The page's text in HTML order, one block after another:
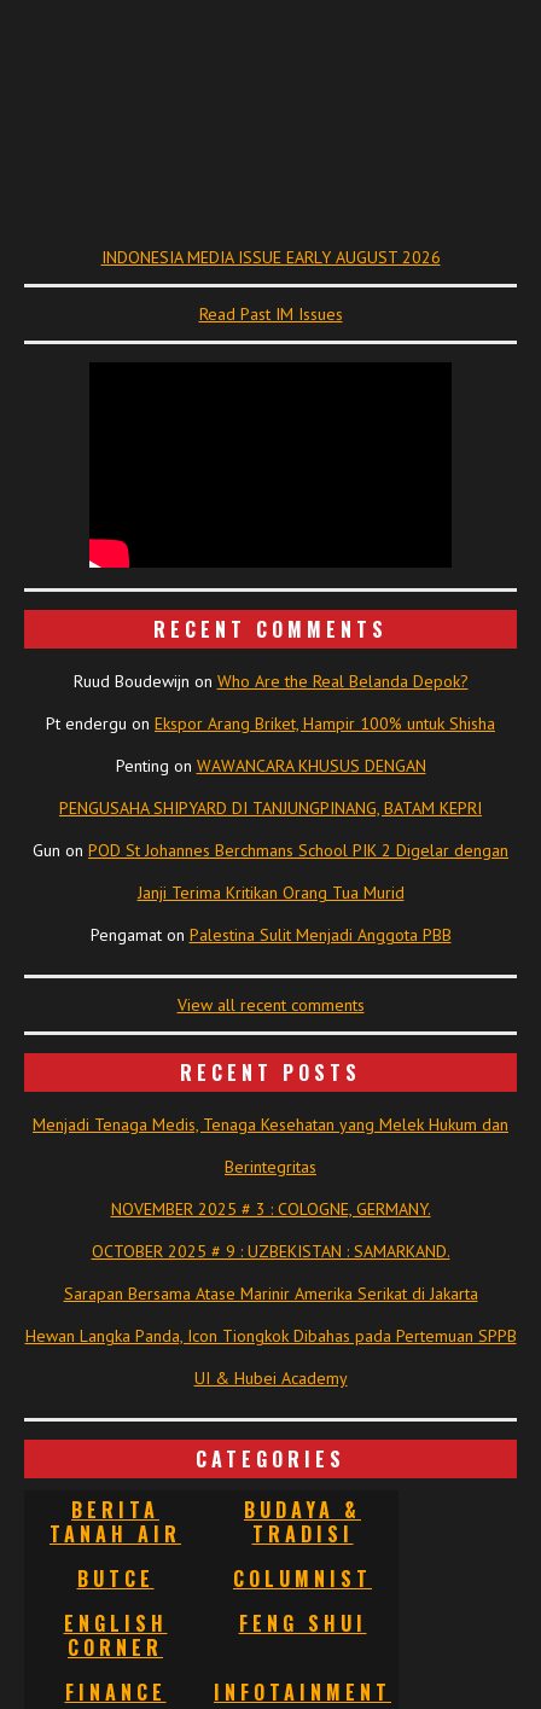
INDONESIA MEDIA ISSUE EARLY AUGUST 2026
Read Past IM Issues
RECENT COMMENTS
Ruud Boudewijn on Who Are the Real Belanda Depok?
Pt endergu on Ekspor Arang Briket, Hampir 100% untuk Shisha
Penting on WAWANCARA KHUSUS DENGAN
PENGUSAHA SHIPYARD DI TANJUNGPINANG, BATAM KEPRI
Gun on POD St Johannes Berchmans School PIK 2 Digelar dengan
Janji Terima Kritikan Orang Tua Murid
Pengamaton Palestina Sulit Menjadi Anggota PBB
View all recent comments
RECENT POSTS
Menjadi Tenaga Medis, Tenaga Kesehatan yang Melek Hukum dan
Berintegritas
NOVEMBER 2025 # 3 : COLOGNE, GERMANY.
OCTOBER 2025 # 9 : UZBEKISTAN : SAMARKAND.
Sarapan Bersama Atase Marinir Amerika Serikat di Jakarta
Hewan Langka Panda, Icon Tiongkok Dibahas pada Pertemuan SPPB
UI & Hubei Academy
CATEGORIES
BERITA
TANAH AIR
BUDAYA &
TRADISI
BUTCE
COLUMNIST
ENGLISH
CORNER
FENG SHUI
FINANCE
INFOTAINMENT